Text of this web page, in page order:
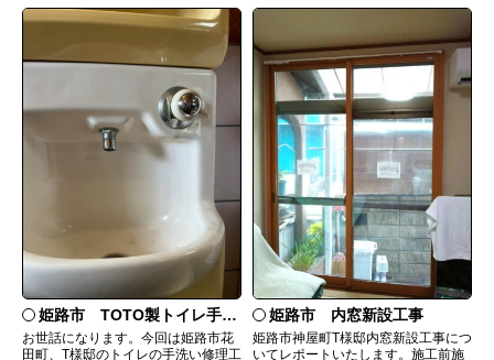
姫路市 TOTO製トイレ手洗いの水漏れ修理
お世話になります。今回は姫路市花
田町、T様邸のトイレの手洗い修理工
姫路市 内窓新設工事
姫路市神屋町T様邸内窓新設工事につ
いてレポートいたします。施工前施